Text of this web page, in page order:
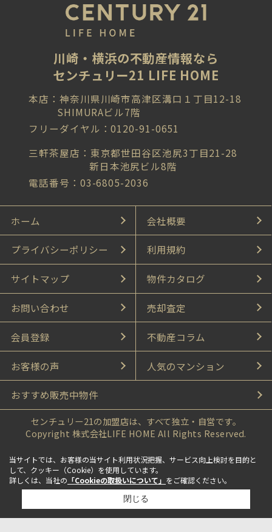
川崎・横浜の不動産情報なら
センチュリー21 LIFE HOME
本店：神奈川県川崎市高津区溝口１丁目12-18
SHIMURAビル7階
フリーダイヤル：0120-91-0651
三軒茶屋店：東京都世田谷区池尻3丁目21-28
新日本池尻ビル8階
電話番号：03-6805-2036
ホーム 会社概要
プライバシーポリシー 利用規約
サイトマップ 物件カタログ
お問い合わせ 売却査定
会員登録 不動産コラム
お客様の声 人気のマンション
おすすめ販売中物件
センチュリー21の加盟店は、すべて独立・自営です。
Copyright 株式会社LIFE HOME All Rights Reserved.
当サイトでは、お客様の当サイト利用状況把握、サービス向上検討を目的と
して、クッキー（Cookie）を使用しています。
詳しくは、当社の 「Cookieの取扱いについて」 をご確認ください。
閉じる